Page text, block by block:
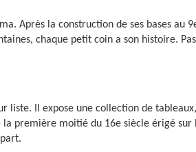
Après la construction de ses bases au
chaque petit coin a son histoire.
liste. Il expose une collection de
première moitié du 16e siècle érigé sur